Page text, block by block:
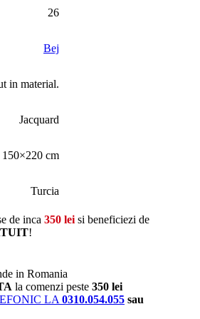
26
Bej
in material.
Jacquard
150×220 cm
Turcia
de inca 350 lei si beneficiezi de
!
in Romania
la comenzi peste 350 lei
LA 0310.054.055 sau